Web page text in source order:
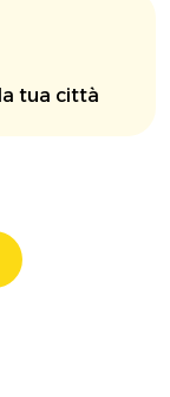
tua città